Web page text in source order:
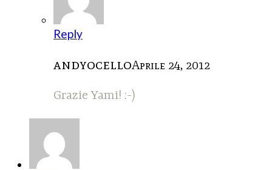
Reply
andyocelloAprile 24, 2012
Grazie Yami! :-)